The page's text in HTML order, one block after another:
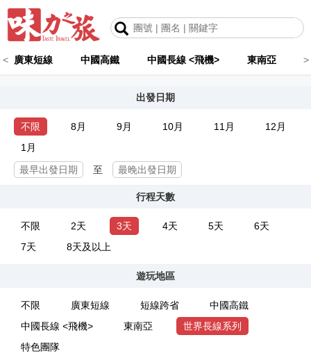
< 廣東短線 中國高鐵 中國長線 <飛機> 東南亞 >
出發日期
不限 8月 9月 10月 11月
12月
1月
至
行程天數
不限 2天 3天 4天 5天
6天
7天
8天及以上
遊玩地區
不限 廣東短線 短線跨省
中國高鐵
中國長線 <飛機>
東南亞
世界長線系列
特色團隊